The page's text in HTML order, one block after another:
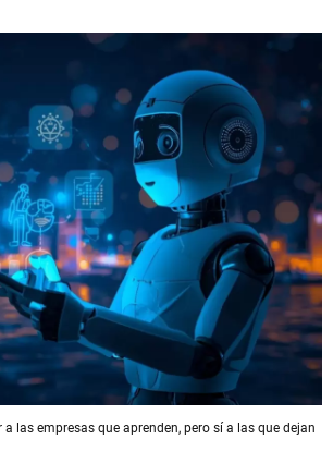
las empresas que aprenden, pero sí a las que dejan